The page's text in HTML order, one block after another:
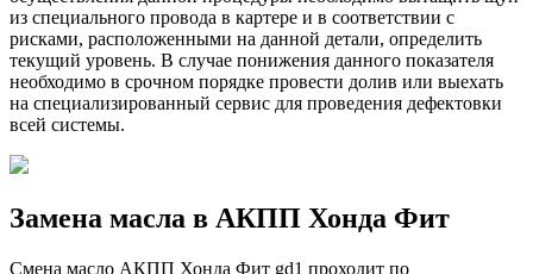
из специального провода в картере и в соответствии с
рисками, расположенными на данной детали, определить
текущий уровень. В случае понижения данного показателя
необходимо в срочном порядке провести долив или выехать
на специализированный сервис для проведения дефектовки
всей системы.
Замена масла в АКПП Хонда Фит
Смена масло АКПП Хонда Фит gd1 проходит по